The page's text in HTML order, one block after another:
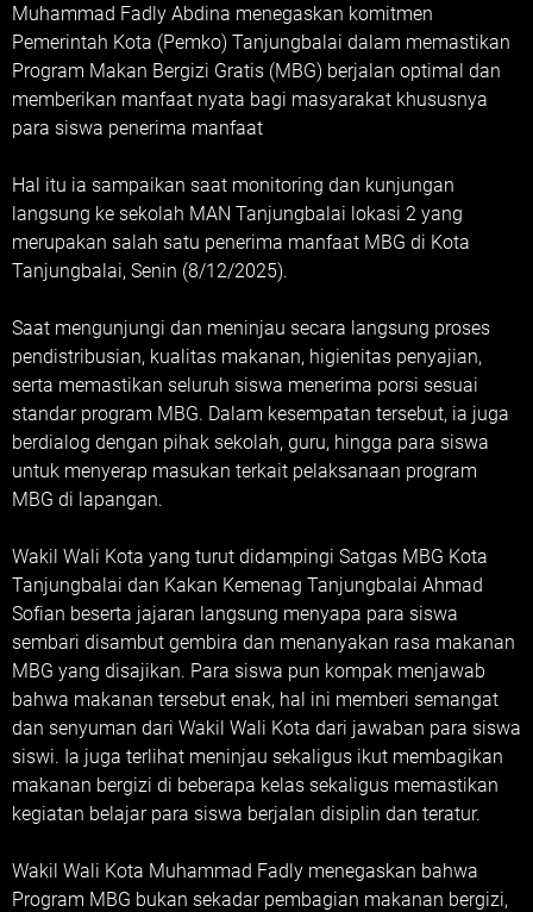
Muhammad Fadly Abdina menegaskan komitmen
Pemerintah Kota (Pemko) Tanjungbalai dalam memastikan
Program Makan Bergizi Gratis (MBG) berjalan optimal dan
memberikan manfaat nyata bagi masyarakat khususnya
para siswa penerima manfaat
Hal itu ia sampaikan saat monitoring dan kunjungan
langsung ke sekolah MAN Tanjungbalai lokasi 2 yang
merupakan salah satu penerima manfaat MBG di Kota
Tanjungbalai, Senin (8/12/2025).
Saat mengunjungi dan meninjau secara langsung proses
pendistribusian, kualitas makanan, higienitas penyajian,
serta memastikan seluruh siswa menerima porsi sesuai
standar program MBG. Dalam kesempatan tersebut, ia juga
berdialog dengan pihak sekolah, guru, hingga para siswa
untuk menyerap masukan terkait pelaksanaan program
MBG di lapangan.
Wakil Wali Kota yang turut didampingi Satgas MBG Kota
Tanjungbalai dan Kakan Kemenag Tanjungbalai Ahmad
Sofian beserta jajaran langsung menyapa para siswa
sembari disambut gembira dan menanyakan rasa makanan
MBG yang disajikan. Para siswa pun kompak menjawab
bahwa makanan tersebut enak, hal ini memberi semangat
dan senyuman dari Wakil Wali Kota dari jawaban para siswa
siswi. Ia juga terlihat meninjau sekaligus ikut membagikan
makanan bergizi di beberapa kelas sekaligus memastikan
kegiatan belajar para siswa berjalan disiplin dan teratur.
Wakil Wali Kota Muhammad Fadly menegaskan bahwa
Program MBG bukan sekadar pembagian makanan bergizi,